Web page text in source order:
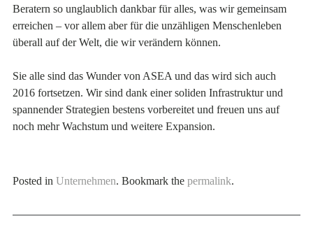
Beratern so unglaublich dankbar für alles, was wir gemeinsam
erreichen – vor allem aber für die unzähligen Menschenleben
überall auf der Welt, die wir verändern können.
Sie alle sind das Wunder von ASEA und das wird sich auch
2016 fortsetzen. Wir sind dank einer soliden Infrastruktur und
spannender Strategien bestens vorbereitet und freuen uns auf
noch mehr Wachstum und weitere Expansion.
Posted in Unternehmen. Bookmark the permalink.